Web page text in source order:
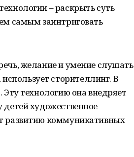
– раскрыть суть
самым заинтриговать
желание и умение слушать
сторителлинг. В
Эту технологию она внедряет
детей художественное
развитию коммуникативных